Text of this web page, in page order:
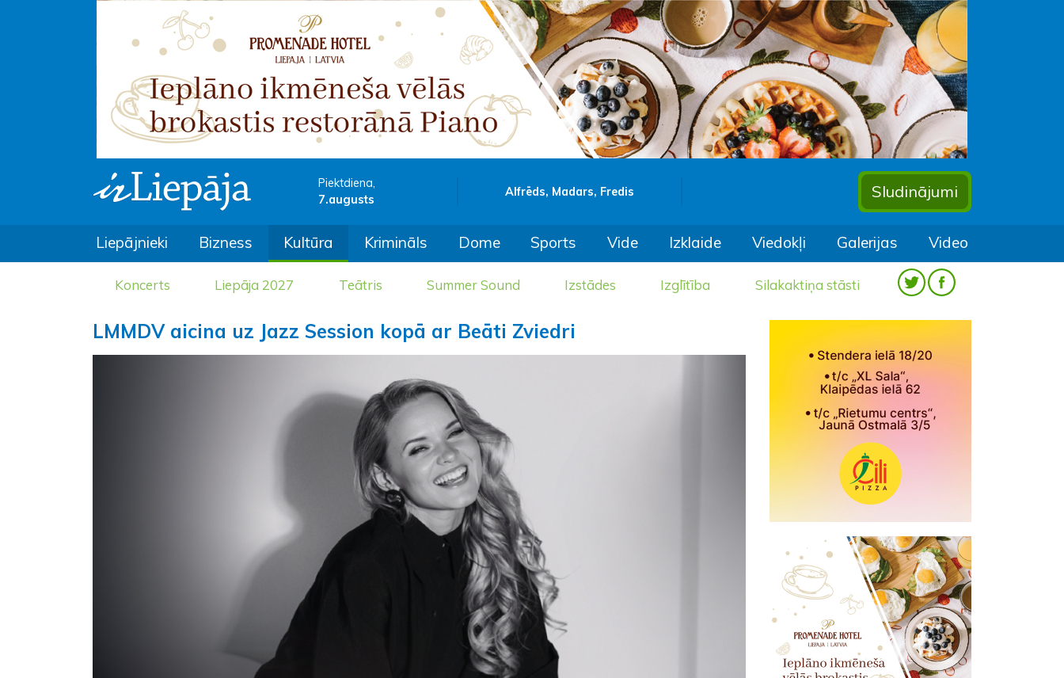
Piektdiena,
7.augusts
Alfrēds, Madars, Fredis Sludinājumi
Liepājnieki Bizness Kultūra Krimināls Dome Sports Vide Izklaide Viedokļi Galerijas Video
Koncerts Liepāja 2027 Teātris Summer Sound Izstādes Izglītība Silakaktiņa stāsti
LMMDV aicina uz Jazz Session kopā ar Beāti Zviedri